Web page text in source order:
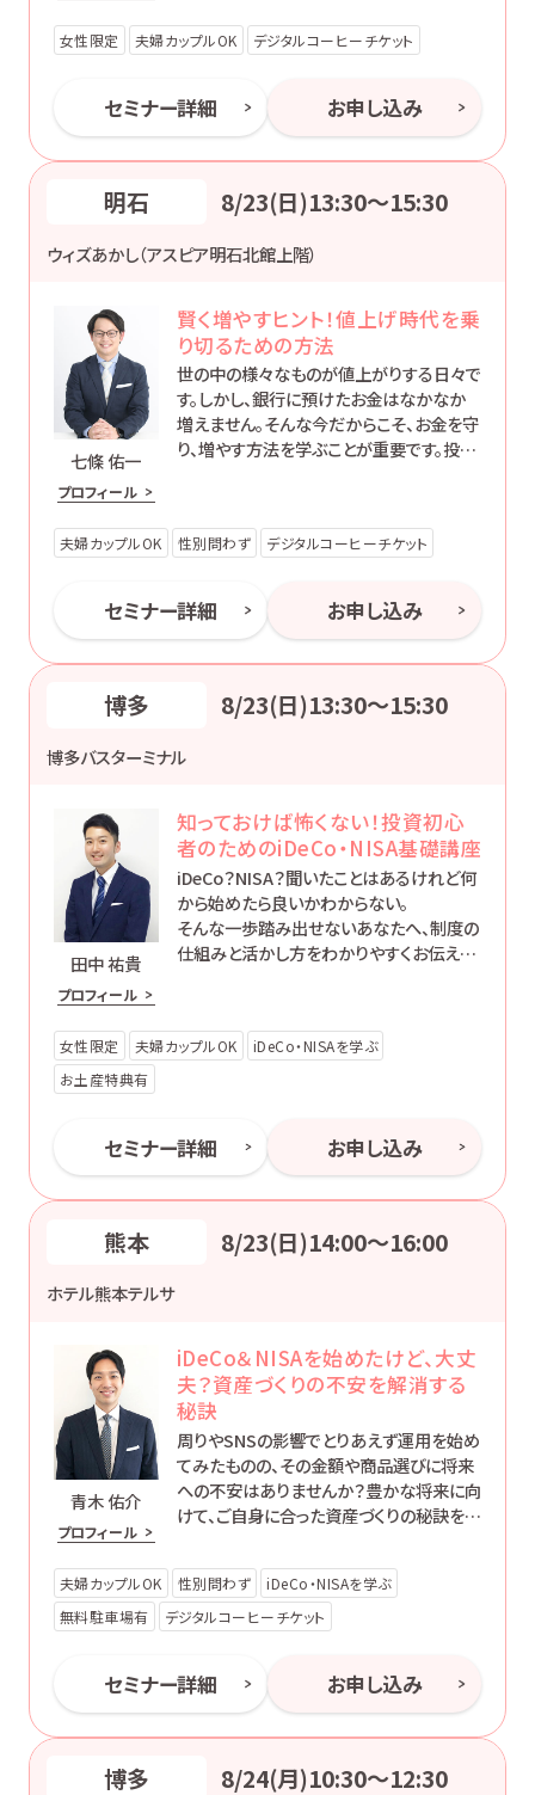
女性限定 夫婦カップルOK デジタルコーヒーチケット
セミナー詳細 お申し込み
明石 8/23(日)13:30〜15:30
ウィズあかし（アスピア明石北館上階）
七條 佑一
プロフィール
賢く増やすヒント！値上げ時代を乗
り切るための方法
世の中の様々なものが値上がりする日々で
す。しかし、銀行に預けたお金はなかなか
増えません。そんな今だからこそ、お金を守
り、増やす方法を学ぶことが重要です。投資
えします。
夫婦カップルOK 性別問わず デジタルコーヒーチケット
セミナー詳細 お申し込み
博多 8/23(日)13:30〜15:30
博多バスターミナル
田中 祐貴
プロフィール
知っておけば怖くない！投資初心
者のためのiDeCo・NISA基礎講座
iDeCo？NISA？聞いたことはあるけれど何
から始めたら良いかわからない。
そんな一歩踏み出せないあなたへ、制度の
仕組みと活かし方をわかりやすくお伝えし
女性限定 夫婦カップルOK
iDeCo・NISAを学ぶ
お土産特典有
セミナー詳細 お申し込み
熊本 8/23(日)14:00〜16:00
ホテル熊本テルサ
青木 佑介
プロフィール
iDeCo＆NISAを始めたけど、大丈
夫？資産づくりの不安を解消する
秘訣
周りやSNSの影響でとりあえず運用を始め
てみたものの、その金額や商品選びに将来
への不安はありませんか？豊かな将来に向
けて、ご自身に合った資産づくりの秘訣を一
さまの豊かな人生の第一歩となることを願
っています。
夫婦カップルOK 性別問わず
iDeCo・NISAを学ぶ
無料駐車場有
デジタルコーヒーチケット
セミナー詳細 お申し込み
博多 8/24(月)10:30〜12:30